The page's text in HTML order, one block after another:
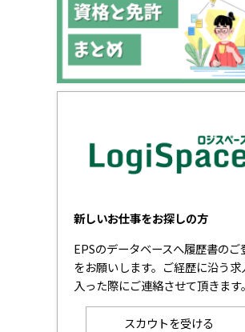
新しいお仕事をお探しの方
EPSのデータベースへ履歴書のご
をお願いします。ご経歴に沿う求
入った際にご連絡させて頂きます。
スカウトを受ける